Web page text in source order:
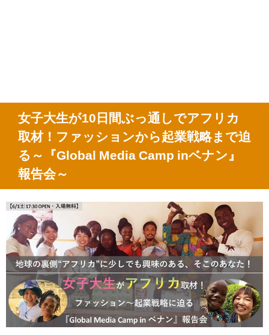
女子大生が10 日間ぶっ通しでアフリカ
取材！ファッションから起業戦略まで迫
る～『Global Media Camp inベナン』
報告会～